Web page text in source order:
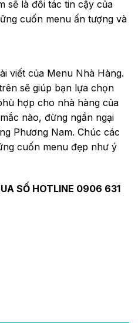
sẽ là đối tác tin cậy của
cuốn menu ấn tượng và
viết của Menu Nhà Hàng.
sẽ giúp bạn lựa chọn
hợp cho nhà hàng của
nào, đừng ngần ngại
Phương Nam. Chúc các
cuốn menu đẹp như ý
SỐ HOTLINE 0906 631